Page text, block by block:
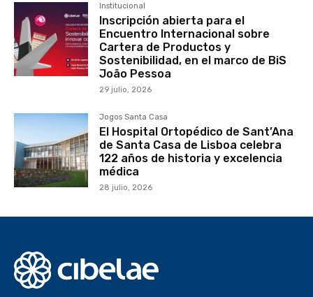
Institucional
Inscripción abierta para el
Encuentro Internacional sobre
Cartera de Productos y
Sostenibilidad, en el marco de BiS
João Pessoa
29 julio, 2026
Jogos Santa Casa
El Hospital Ortopédico de Sant’Ana
de Santa Casa de Lisboa celebra
122 años de historia y excelencia
médica
28 julio, 2026